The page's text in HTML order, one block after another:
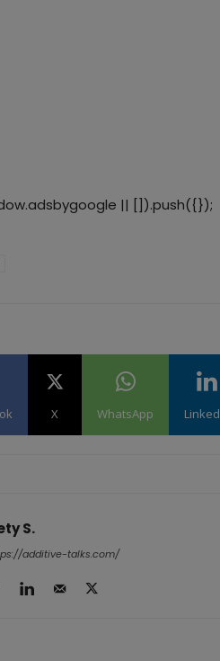
|| []).push({});
X WhatsApp
S.
additive-talks.com/